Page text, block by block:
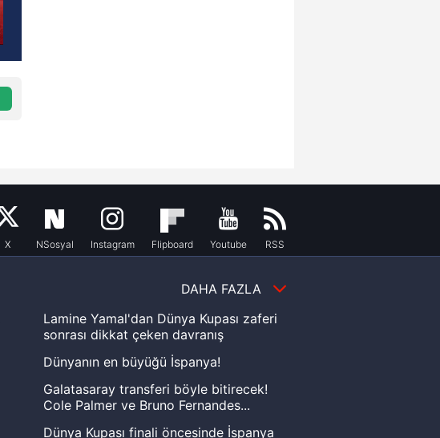
X NSosyal Instagram Flipboard Youtube RSS
DAHA FAZLA
Lamine Yamal'dan Dünya Kupası zaferi
sonrası dikkat çeken davranış
Dünyanın en büyüğü İspanya!
Galatasaray transferi böyle bitirecek!
Cole Palmer ve Bruno Fernandes...
Dünya Kupası finali öncesinde İspanya